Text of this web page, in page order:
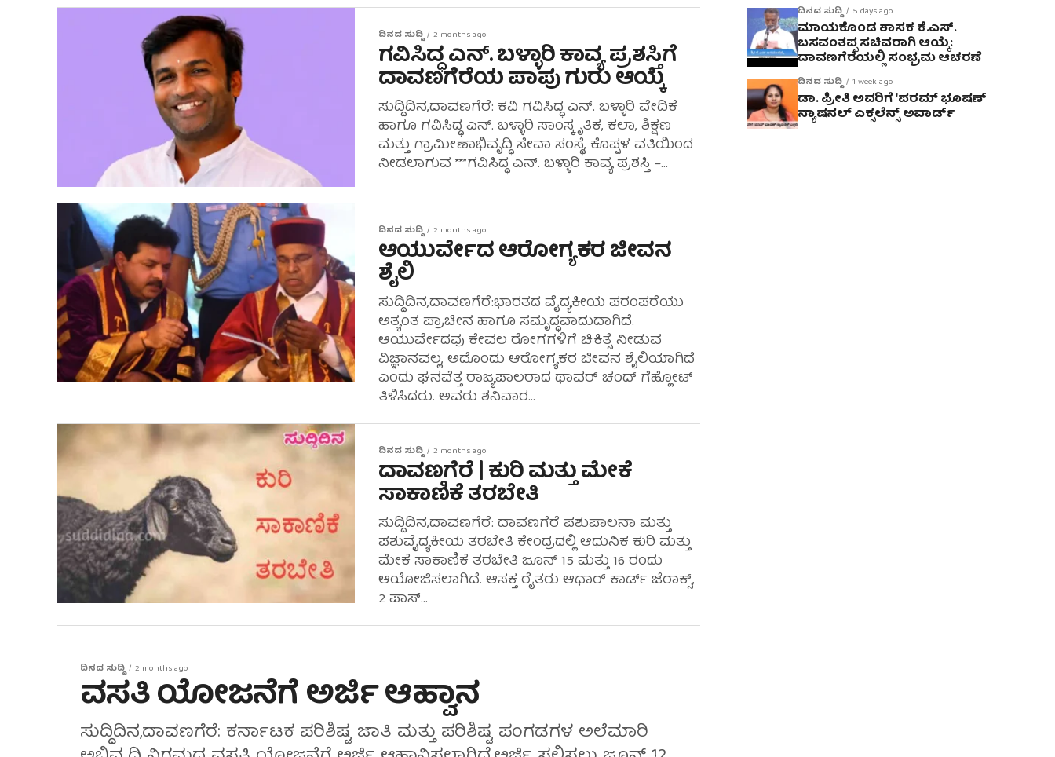
ದಿನದ ಸುದ್ದಿ 2 months ago
ಗವಿಸಿದ್ಧ ಎನ್. ಬಳ್ಳಾರಿ ಕಾವ್ಯ ಪ್ರಶಸ್ತಿಗೆ
ದಾವಣಗೆರೆಯ ಪಾಪು ಗುರು ಆಯ್ಕೆ
ಸುದ್ದಿದಿನ,ದಾವಣಗೆರೆ: ಕವಿ ಗವಿಸಿದ್ಧ ಎನ್. ಬಳ್ಳಾರಿ ವೇದಿಕೆ
ಹಾಗೂ ಗವಿಸಿದ್ಧ ಎನ್. ಬಳ್ಳಾರಿ ಸಾಂಸ್ಕೃತಿಕ, ಕಲಾ, ಶಿಕ್ಷಣ
ಮತ್ತು ಗ್ರಾಮೀಣಾಭಿವೃದ್ಧಿ ಸೇವಾ ಸಂಸ್ಥೆ, ಕೊಪ್ಪಳ ವತಿಯಿಂದ
ನೀಡಲಾಗುವ **”ಗವಿಸಿದ್ಧ ಎನ್. ಬಳ್ಳಾರಿ ಕಾವ್ಯ ಪ್ರಶಸ್ತಿ –...
ದಿನದ ಸುದ್ದಿ 2 months ago
ಆಯುರ್ವೇದ ಆರೋಗ್ಯಕರ ಜೀವನ
ಶೈಲಿ
ಸುದ್ದಿದಿನ,ದಾವಣಗೆರೆ:ಭಾರತದ ವೈದ್ಯಕೀಯ ಪರಂಪರೆಯು
ಅತ್ಯಂತ ಪ್ರಾಚೀನ ಹಾಗೂ ಸಮೃದ್ಧವಾದುದಾಗಿದೆ.
ಆಯುರ್ವೇದವು ಕೇವಲ ರೋಗಗಳಿಗೆ ಚಿಕಿತ್ಸೆ ನೀಡುವ
ವಿಜ್ಞಾನವಲ್ಲ, ಅದೊಂದು ಆರೋಗ್ಯಕರ ಜೀವನ ಶೈಲಿಯಾಗಿದೆ
ಎಂದು ಘನವೆತ್ತ ರಾಜ್ಯಪಾಲರಾದ ಥಾವರ್ ಚಂದ್ ಗೆಹ್ಲೋಟ್
ತಿಳಿಸಿದರು. ಅವರು ಶನಿವಾರ...
ದಿನದ ಸುದ್ದಿ 2 months ago
ದಾವಣಗೆರೆ | ಕುರಿ ಮತ್ತು ಮೇಕೆ
ಸಾಕಾಣಿಕೆ ತರಬೇತಿ
ಸುದ್ದಿದಿನ,ದಾವಣಗೆರೆ: ದಾವಣಗೆರೆ ಪಶುಪಾಲನಾ ಮತ್ತು
ಪಶುವೈದ್ಯಕೀಯ ತರಬೇತಿ ಕೇಂದ್ರದಲ್ಲಿ ಆಧುನಿಕ ಕುರಿ ಮತ್ತು
ಮೇಕೆ ಸಾಕಾಣಿಕೆ ತರಬೇತಿ ಜೂನ್ 15 ಮತ್ತು 16 ರಂದು
ಆಯೋಜಿಸಲಾಗಿದೆ. ಆಸಕ್ತ ರೈತರು ಆಧಾರ್ ಕಾರ್ಡ್ ಜೆರಾಕ್ಸ್,
2 ಪಾಸ್...
ದಿನದ ಸುದ್ದಿ 2 months ago
ವಸತಿ ಯೋಜನೆಗೆ ಅರ್ಜಿ ಆಹ್ವಾನ
ಸುದ್ದಿದಿನ,ದಾವಣಗೆರೆ: ಕರ್ನಾಟಕ ಪರಿಶಿಷ್ಟ ಜಾತಿ ಮತ್ತು ಪರಿಶಿಷ್ಟ ಪಂಗಡಗಳ ಅಲೆಮಾರಿ
ದಿನದ ಸುದ್ದಿ 5 days ago
ಮಾಯಕೊಂಡ ಶಾಸಕ ಕೆ.ಎಸ್.
ಬಸವಂತಪ್ಪ ಸಚಿವರಾಗಿ ಆಯ್ಕೆ:
ದಾವಣಗೆರೆಯಲ್ಲಿ ಸಂಭ್ರಮ ಆಚರಣೆ
ದಿನದ ಸುದ್ದಿ 1 week ago
ಡಾ. ಪ್ರೀತಿ ಅವರಿಗೆ ‘ಪರಮ್ ಭೂಷಣ್
ನ್ಯಾಷನಲ್ ಎಕ್ಸಲೆನ್ಸ್ ಅವಾರ್ಡ್